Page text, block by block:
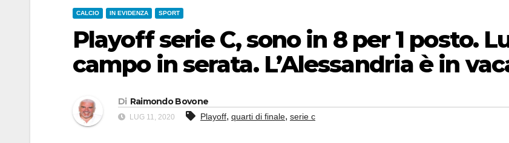
CALCIO IN EVIDENZA SPORT
Playoff serie C, sono in 8 per 1 posto.
campo in serata. L’Alessandria è in
Di Raimondo Bovone
LUG 11, 2020 Playoff, quarti di finale, serie c